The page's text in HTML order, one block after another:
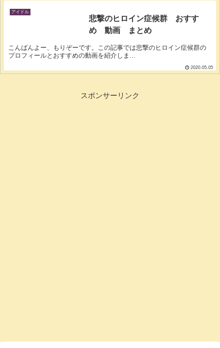
アイドル
悲撃のヒロイン症候群 おすす
め 動画 まとめ
こんばんよー、もりぞーです。この記事では悲撃のヒロイン症候群の
プロフィールとおすすめの動画を紹介しま...
2020.05.05
スポンサーリンク